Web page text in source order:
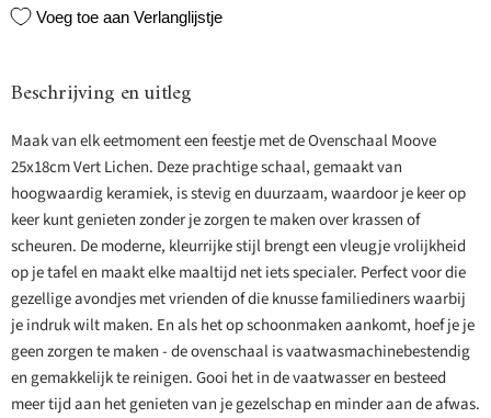
Voeg toe aan Verlanglijstje
Beschrijving en uitleg
Maak van elk eetmoment een feestje met de Ovenschaal Moove
25x18cm Vert Lichen. Deze prachtige schaal, gemaakt van
hoogwaardig keramiek, is stevig en duurzaam, waardoor je keer op
keer kunt genieten zonder je zorgen te maken over krassen of
scheuren. De moderne, kleurrijke stijl brengt een vleugje vrolijkheid
op je tafel en maakt elke maaltijd net iets specialer. Perfect voor die
gezellige avondjes met vrienden of die knusse familiediners waarbij
je indruk wilt maken. En als het op schoonmaken aankomt, hoef je je
geen zorgen te maken - de ovenschaal is vaatwasmachinebestendig
en gemakkelijk te reinigen. Gooi het in de vaatwasser en besteed
meer tijd aan het genieten van je gezelschap en minder aan de afwas.